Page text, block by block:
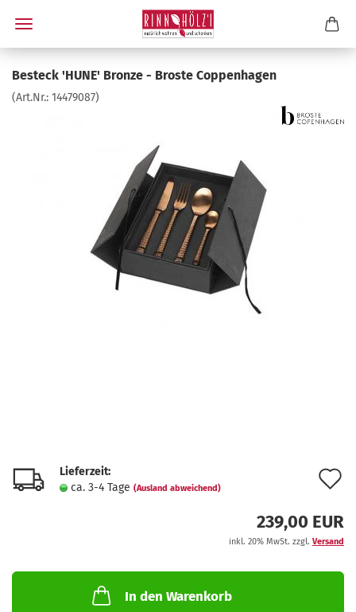
Besteck 'HUNE' Bronze - Broste Coppenhagen
(Art.Nr.: 14479087)
Lieferzeit:
ca. 3-4 Tage (Ausland abweichend)
239,00 EUR
inkl. 20% MwSt. zzgl. Versand
In den Warenkorb